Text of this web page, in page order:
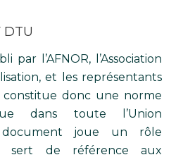
par l’AFNOR, l’Association
et les représentants
constitue donc une norme
dans toute l’Union
document joue un rôle
sert de référence aux